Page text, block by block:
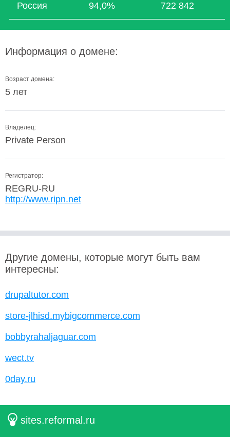
Россия 94,0% 722 842
Информация о домене:
Возраст домена:
5 лет
Владелец:
Private Person
Регистратор:
REGRU-RU
http://www.ripn.net
Другие домены, которые могут быть вам
интересны:
drupaltutor.com
store-jlhisd.mybigcommerce.com
bobbyrahaljaguar.com
wect.tv
0day.ru
sites.reformal.ru